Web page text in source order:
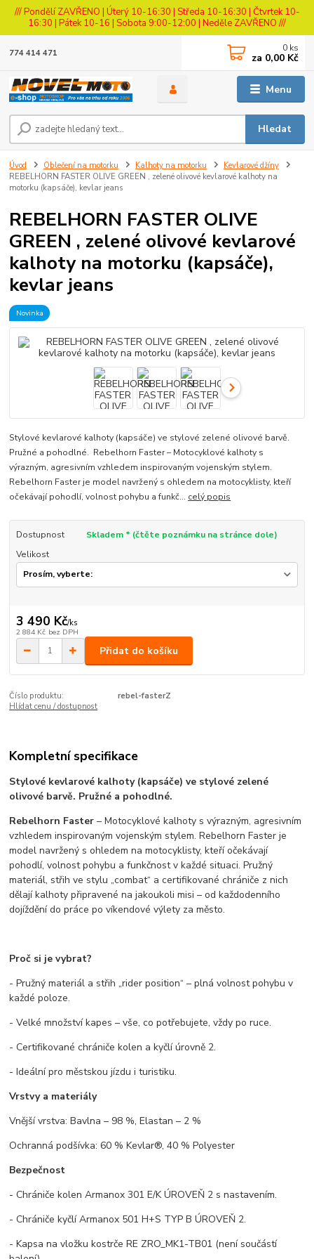
/// Pondělí ZAVŘENO | Úterý 10-16:30 | Středa 10-16:30 | Čtvrtek 10-
16:30 | Pátek 10-16 | Sobota 9:00-12:00 | Neděle ZAVŘENO ///
Menu
Hledat
774 414 471 0 ks
za 0,00 Kč
Úvod Oblečení na motorku Kalhoty na motorku
Kevlarové džíny
REBELHORN FASTER OLIVE GREEN , zelené olivové kevlarové kalhoty na
motorku (kapsáče), kevlar jeans
REBELHORN FASTER OLIVE
GREEN , zelené olivové kevlarové
kalhoty na motorku (kapsáče),
kevlar jeans
Novinka
Stylové kevlarové kalhoty (kapsáče) ve stylové zelené olivové barvě.
Pružné a pohodlné. Rebelhorn Faster – Motocyklové kalhoty s
výrazným, agresivním vzhledem inspirovaným vojenským stylem.
Rebelhorn Faster je model navržený s ohledem na motocyklisty, kteří
očekávají pohodlí, volnost pohybu a funkč... celý popis
Dostupnost
Skladem * (čtěte poznámku na stránce dole)
Velikost
3 490 Kč/ks
2 884 Kč bez DPH
Přidat do košíku
Číslo produktu:
rebel-fasterZ
Hlídat cenu / dostupnost
Kompletní specifikace
Stylové kevlarové kalhoty (kapsáče) ve stylové zelené
olivové barvě. Pružné a pohodlné.
Rebelhorn Faster – Motocyklové kalhoty s výrazným, agresivním
vzhledem inspirovaným vojenským stylem. Rebelhorn Faster je
model navržený s ohledem na motocyklisty, kteří očekávají
pohodlí, volnost pohybu a funkčnost v každé situaci. Pružný
materiál, střih ve stylu „combat“ a certifikované chrániče z nich
dělají kalhoty připravené na jakoukoli misi – od každodenního
dojíždění do práce po víkendové výlety za město.
Proč si je vybrat?
- Pružný materiál a střih „rider position“ – plná volnost pohybu v
každé poloze.
- Velké množství kapes – vše, co potřebujete, vždy po ruce.
- Certifikované chrániče kolen a kyčlí úrovně 2.
- Ideální pro městskou jízdu i turistiku.
Vrstvy a materiály
Vnější vrstva: Bavlna – 98 %, Elastan – 2 %
Ochranná podšívka: 60 % Kevlar®, 40 % Polyester
Bezpečnost
- Chrániče kolen Armanox 301 E/K ÚROVEŇ 2 s nastavením.
- Chrániče kyčlí Armanox 501 H+S TYP B ÚROVEŇ 2.
- Kapsa na vložku kostrče RE ZRO_MK1-TB01 (není součástí